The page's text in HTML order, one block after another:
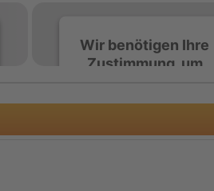
Wir benötigen Ihre
Zustimmung, um
Service zu laden!
Wir verwenden Spotify,